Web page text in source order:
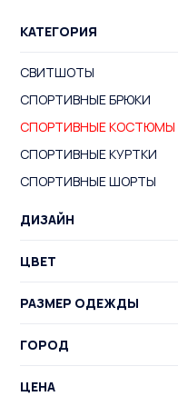
КАТЕГОРИЯ
СВИТШОТЫ
СПОРТИВНЫЕ БРЮКИ
СПОРТИВНЫЕ КОСТЮМЫ
СПОРТИВНЫЕ КУРТКИ
СПОРТИВНЫЕ ШОРТЫ
ДИЗАЙН
ЦВЕТ
РАЗМЕР ОДЕЖДЫ
ГОРОД
ЦЕНА